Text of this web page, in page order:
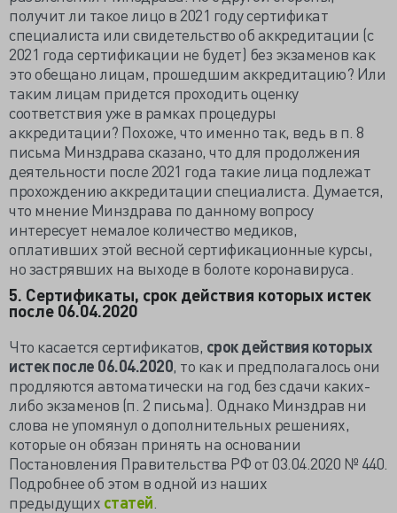
получит ли такое лицо в 2021 году сертификат
специалиста или свидетельство об аккредитации (с
2021 года сертификации не будет) без экзаменов как
это обещано лицам, прошедшим аккредитацию? Или
таким лицам придется проходить оценку
соответствия уже в рамках процедуры
аккредитации? Похоже, что именно так, ведь в п. 8
письма Минздрава сказано, что для продолжения
деятельности после 2021 года такие лица подлежат
прохождению аккредитации специалиста. Думается,
что мнение Минздрава по данному вопросу
интересует немалое количество медиков,
оплативших этой весной сертификационные курсы,
но застрявших на выходе в болоте коронавируса.
5. Сертификаты, срок действия которых истек
после 06.04.2020
Что касается сертификатов, срок действия которых
истек после 06.04.2020, то как и предполагалось они
продляются автоматически на год без сдачи каких-
либо экзаменов (п. 2 письма). Однако Минздрав ни
слова не упомянул о дополнительных решениях,
которые он обязан принять на основании
Постановления Правительства РФ от 03.04.2020 № 440.
Подробнее об этом в одной из наших
предыдущих статей